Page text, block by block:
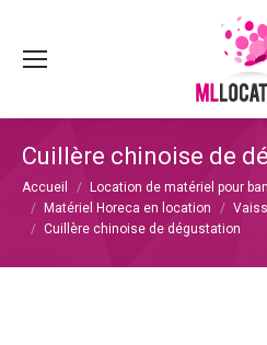
Cuillère chinoise de
Vous êtes ici :
Accueil
Location de matériel pour
Matériel Horeca en location
Cuillère chinoise de dégustation